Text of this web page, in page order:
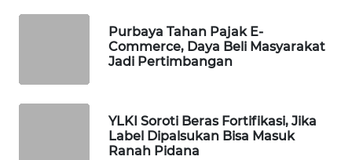
Purbaya Tahan Pajak E-
Commerce, Daya Beli Masyarakat
Jadi Pertimbangan
YLKI Soroti Beras Fortifikasi, Jika
Label Dipalsukan Bisa Masuk
Ranah Pidana
WISATA